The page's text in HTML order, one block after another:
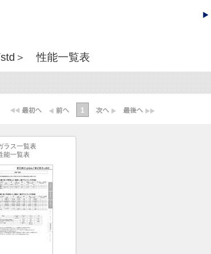
std＞ 性能一覧表
1
ラス一覧表
能一覧表